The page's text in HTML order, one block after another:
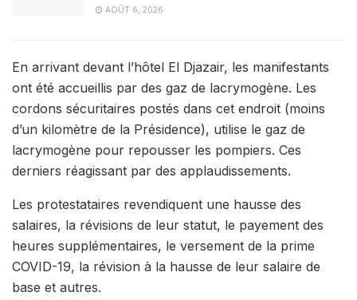
AOÛT 6, 2026
En arrivant devant l’hôtel El Djazair, les manifestants
ont été accueillis par des gaz de lacrymogène. Les
cordons sécuritaires postés dans cet endroit (moins
d’un kilomètre de la Présidence), utilise le gaz de
lacrymogène pour repousser les pompiers. Ces
derniers réagissant par des applaudissements.
Les protestataires revendiquent une hausse des
salaires, la révisions de leur statut, le payement des
heures supplémentaires, le versement de la prime
COVID-19, la révision à la hausse de leur salaire de
base et autres.